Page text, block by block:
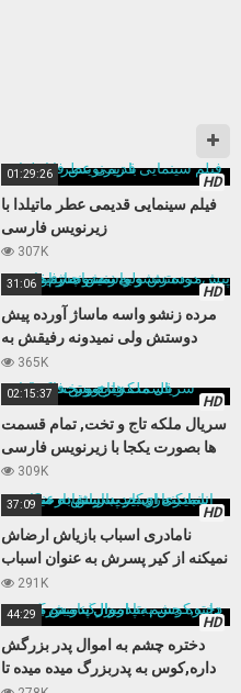
HD
01:29:26
فیلم سینمایی قدیمی عطر ماتیلدا با
زیرنویس فارسی
307K
HD
31:06
مرده زنشو واسه ماساژ آورده پیش
دوستش ولی نمیدونه رفیقش به
زنش چشم داره
365K
HD
02:15:37
سریال ملکه تاج و تخت, تمام قسمت
ها بصورت یکجا با زیرنویس فارسی
309K
HD
37:09
نامادری اسباب بازیاش ارضاش
نمیکنه از کیر پسرش به عنوان اسباب
بازی جدید استفاده میکنه
291K
HD
44:29
دختره چشم به اموال پدر بزرگش
داره,کوس به پدربزرگ میده میده تا